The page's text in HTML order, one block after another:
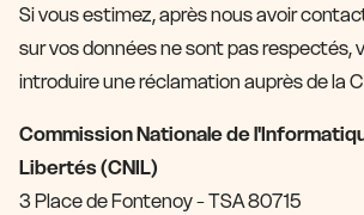
Si vous estimez, après nous avoir
sur vos données ne sont pas respectés,
introduire une réclamation auprès de la
Commission Nationale de
Libertés (CNIL)
3 Place de Fontenoy - TSA 80715